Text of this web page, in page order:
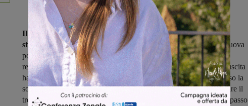
Il piano industriale redatto dall'azienda sta portando lo
stabilimento fuori dalla crisi."Un miracolo dovuto anche alla nuova
politica dell'amministratore delegato", afferma Roberto Valente,
responsabile delle relazioni con i sindacati. Un piano per la cui riuscita
hanno contribuito anche i lavoratori. Ed è proprio a loro che adesso la
società si rivolge: l'osservatorio infatti servirà all'azienda per seguire il
trend delle produzioni e del mercato e ai lavoratori per conoscere passo